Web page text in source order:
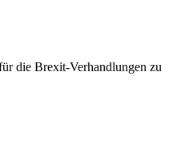
die Brexit-Verhandlungen zu